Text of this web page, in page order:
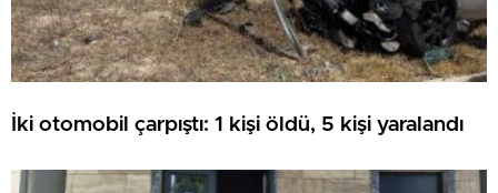
İki otomobil çarpıştı: 1 kişi öldü, 5 kişi yaralandı